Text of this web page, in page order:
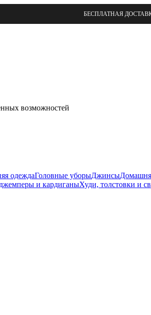
БЕСПЛАТНАЯ
возможностей
одеждаГоловные уборыДжинсы
и кардиганыХуди, толстовки и